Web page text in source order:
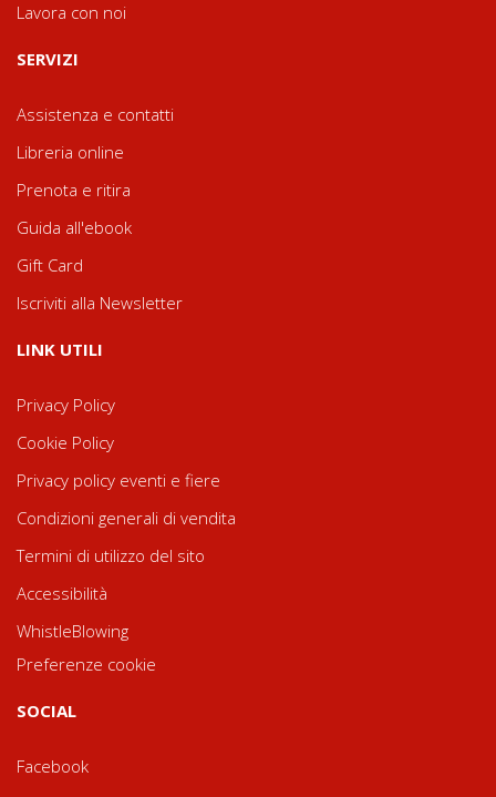
Lavora con noi
SERVIZI
Assistenza e contatti
Libreria online
Prenota e ritira
Guida all'ebook
Gift Card
Iscriviti alla Newsletter
LINK UTILI
Privacy Policy
Cookie Policy
Privacy policy eventi e fiere
Condizioni generali di vendita
Termini di utilizzo del sito
Accessibilità
WhistleBlowing
Preferenze cookie
SOCIAL
Facebook